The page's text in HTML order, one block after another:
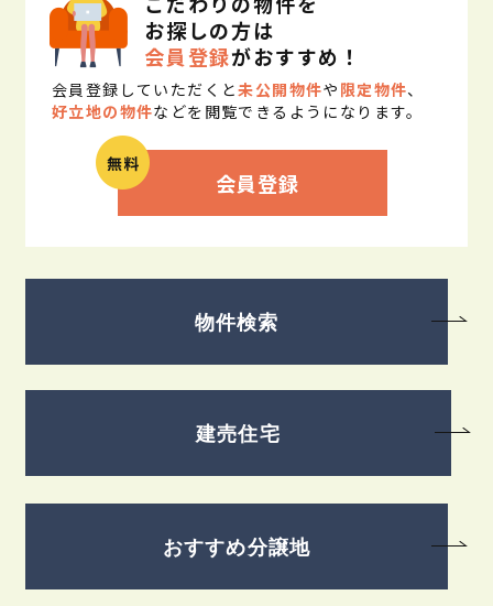
お探しの方は
会員登録がおすすめ！
会員登録していただくと未公開物件や 限定物件、
好立地の物件などを閲覧できるようになります。
会員登録
物件検索
建売住宅
おすすめ分譲地